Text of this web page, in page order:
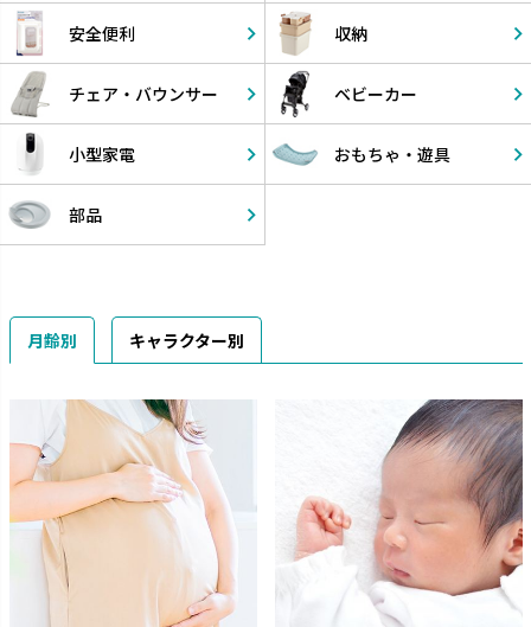
安全便利 収納
チェア・ バウンサー ベビーカー
小型家電 おもちゃ・ 遊具
部品
月齢別 キャラクター別